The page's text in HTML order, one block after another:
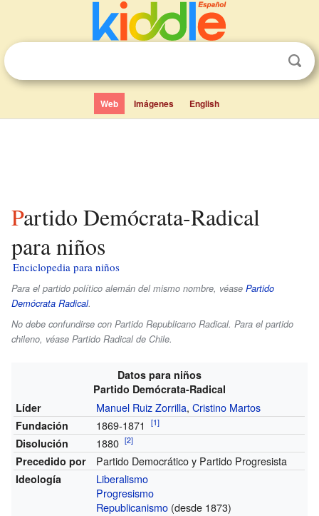
Web Imágenes English
Partido Demócrata-Radical
para niños
Enciclopedia para niños
Para el partido político alemán del mismo nombre, véase Partido
Demócrata Radical.
No debe confundirse con Partido Republicano Radical. Para el partido
chileno, véase Partido Radical de Chile.
Datos para niños
Partido Demócrata-Radical
Líder
Manuel Ruiz Zorrilla,Cristino Martos
Fundación 1869-1871[1]
Disolución 1880[2]
Precedido por Partido Democrático y Partido Progresista
Ideología
Liberalismo
Progresismo
Republicanismo (desde 1873)